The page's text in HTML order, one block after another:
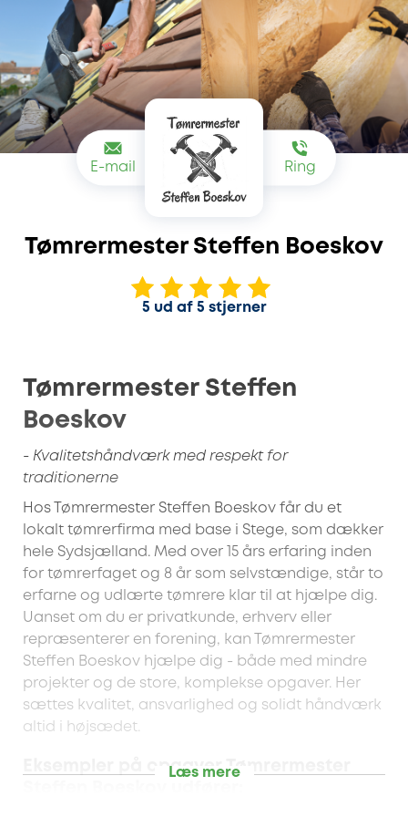
E-mail Ring
Tømrermester Steffen Boeskov
5 ud af 5 stjerner
Tømrermester Steffen
Boeskov
- Kvalitetshåndværk med respekt for
traditionerne
Hos Tømrermester Steffen Boeskov får du et
lokalt tømrerfirma med base i Stege, som dækker
hele Sydsjælland. Med over 15 års erfaring inden
for tømrerfaget og 8 år som selvstændige, står to
erfarne og udlærte tømrere klar til at hjælpe dig.
Uanset om du er privatkunde, erhverv eller
repræsenterer en forening, kan Tømrermester
Steffen Boeskov hjælpe dig - både med mindre
projekter og de store, komplekse opgaver. Her
sættes kvalitet, ansvarlighed og solidt håndværk
altid i højsædet.
Eksempler på opgaver Tømrermester
Læs mere